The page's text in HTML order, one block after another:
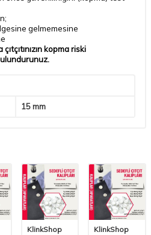
gelmemesine
kopma riski
15 mm
KlinkShop
KlinkShop